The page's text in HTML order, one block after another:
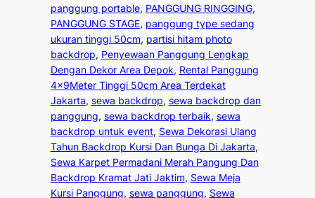
panggung portable, PANGGUNG RINGGING
PANGGUNG STAGE, panggung type sedang
ukuran tinggi 50cm, partisi hitam photo
backdrop, Penyewaan Panggung Lengkap
Dengan Dekor Area Depok, Rental Panggung
4x9Meter Tinggi 50cm Area Terdekat
Jakarta, sewa backdrop, sewa backdrop dan
panggung, sewa backdrop terbaik, sewa
backdrop untuk event, Sewa Dekorasi Ulang
Tahun Backdrop Kursi Dan Bunga Di Jakarta
Sewa Karpet Permadani Merah Pangung Dan
Backdrop Kramat Jati Jaktim, Sewa Meja
Kursi Panggung, sewa panggung, Sewa